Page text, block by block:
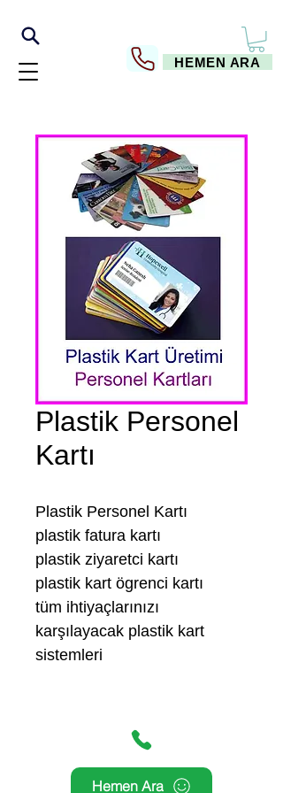
HEMEN ARA
Plastik Personel
Kartı
Plastik Personel Kartı
plastik fatura kartı
plastik ziyaretci kartı
plastik kart ögrenci kartı
tüm ihtiyaçlarınızı
karşılayacak plastik kart
sistemleri
Hemen Ara